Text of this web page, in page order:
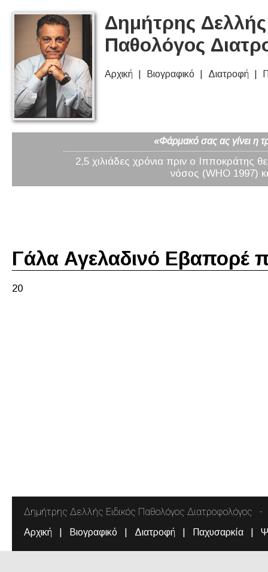
Δημήτρης
Παθολόγος
Αρχική Βιογραφικό Διατροφή
«Φάρμακό σας ας γίνει η
2,5 χιλιάδες χρόνια πριν ο Ιπποκράτης
νόσος (WHO 1997)
Γάλα Αγελαδινό Εβαπορέ
20
Δημήτρης Δελλής Ειδικός Παθολόγος Διατροφολόγος
Αρχική Βιογραφικό Διατροφή Παχυσαρκία